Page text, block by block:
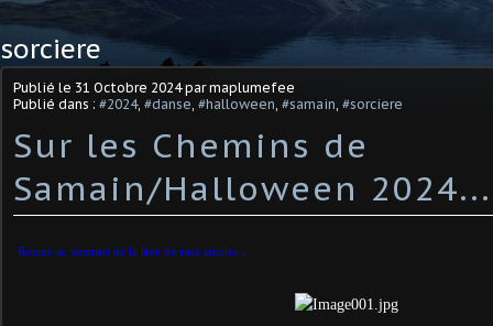
sorciere
Publié le 31 Octobre 2024par maplumefee
Publié dans : #2024, #danse #halloween #samain #sorciere
Sur les Chemins de
Samain/Halloween 2024...
Retour au sommet de la liste de mes articles ...